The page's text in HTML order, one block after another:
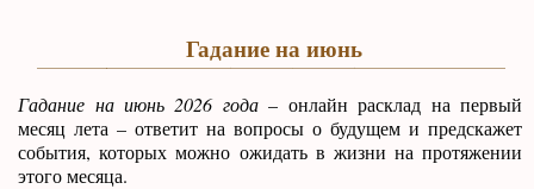
Гадание на июнь
Гадание на июнь 2026 года– онлайн расклад на первый
месяц лета – ответит на вопросы о будущем и предскажет
события, которых можно ожидать в жизни на протяжении
этого месяца.